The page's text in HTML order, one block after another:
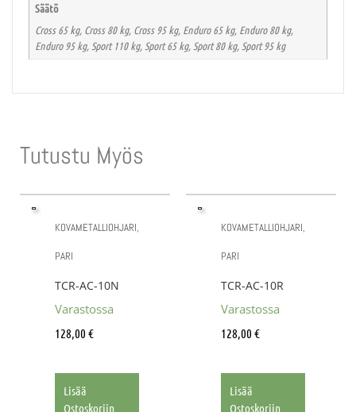
Säätö
Cross 65 kg, Cross 80 kg, Cross 95 kg, Enduro 65 kg, Enduro 80 kg,
Enduro 95 kg, Sport 110 kg, Sport 65 kg, Sport 80 kg, Sport 95 kg
Tutustu Myös
KOVAMETALLIOHJARI,
PARI
TCR-AC-10N
Varastossa
128,00 €
Lisää
Ostoskoriin
KOVAMETALLIOHJARI,
PARI
TCR-AC-10R
Varastossa
128,00 €
Lisää
Ostoskoriin